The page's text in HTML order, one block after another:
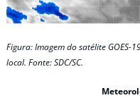
Figura: Imagem do satélite
local. Fonte: SDC/SC.